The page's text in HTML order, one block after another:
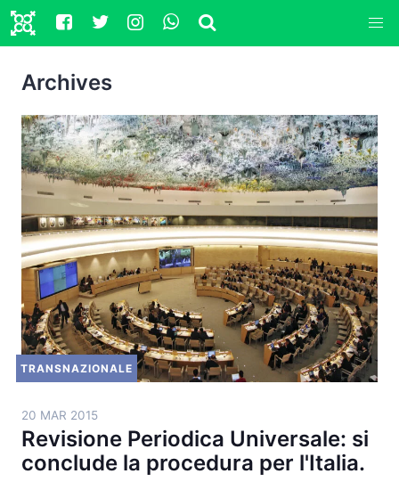
Archives
TRANSNAZIONALE
20 MAR 2015
Revisione Periodica Universale: si
conclude la procedura per l'Italia.